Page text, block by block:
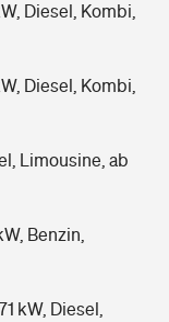
Diesel, Kombi,
Diesel, Kombi,
Limousine, ab
Benzin,
kW, Diesel,